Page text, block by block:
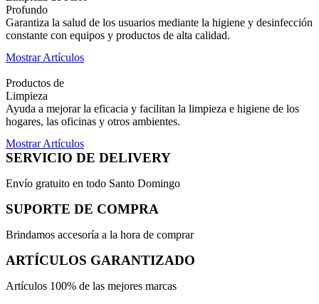
Profundo
Garantiza la salud de los usuarios mediante la higiene y desinfección
constante con equipos y productos de alta calidad.
Mostrar Artículos
Productos de
Limpieza
Ayuda a mejorar la eficacia y facilitan la limpieza e higiene de los
hogares, las oficinas y otros ambientes.
Mostrar Artículos
SERVICIO DE DELIVERY
Envío gratuito en todo Santo Domingo
SUPORTE DE COMPRA
Brindamos accesoría a la hora de comprar
ARTÍCULOS GARANTIZADO
Artículos 100% de las mejores marcas